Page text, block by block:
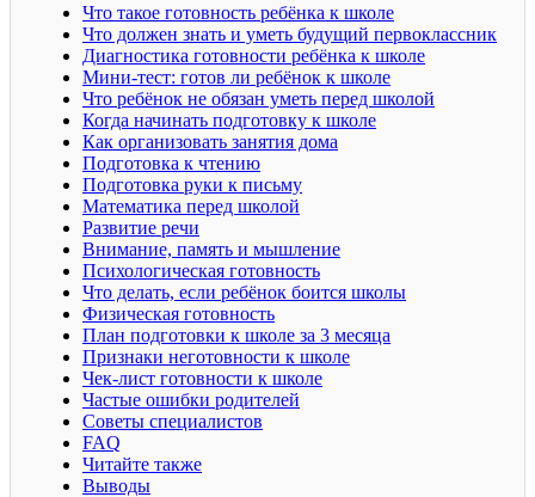
Что такое готовность ребёнка к школе
Что должен знать и уметь будущий первоклассник
Диагностика готовности ребёнка к школе
Мини-тест: готов ли ребёнок к школе
Что ребёнок не обязан уметь перед школой
Когда начинать подготовку к школе
Как организовать занятия дома
Подготовка к чтению
Подготовка руки к письму
Математика перед школой
Развитие речи
Внимание, память и мышление
Психологическая готовность
Что делать, если ребёнок боится школы
Физическая готовность
План подготовки к школе за 3 месяца
Признаки неготовности к школе
Чек-лист готовности к школе
Частые ошибки родителей
Советы специалистов
FAQ
Читайте также
Выводы